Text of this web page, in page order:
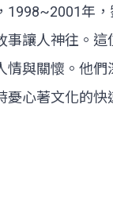
1998~2001年
事讓人神往。
情與關懷。他
心著文化的快